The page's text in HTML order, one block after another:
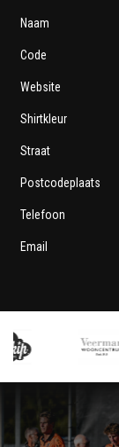
Naam
Code
Website
Shirtkleur
Straat
Postcodeplaats
Telefoon
Email